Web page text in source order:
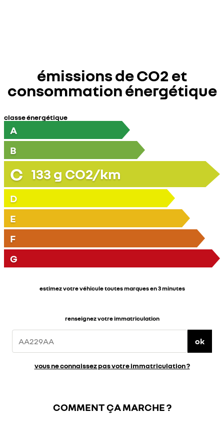
émissions de CO2 et
consommation énergétique
classe énergétique
A
B
C 133 g CO2/km
D
E
F
G
estimez votre véhicule toutes marques en 3 minutes
renseignez votre immatriculation
ok
vous ne connaissez pas votre immatriculation ?
COMMENT ÇA MARCHE ?